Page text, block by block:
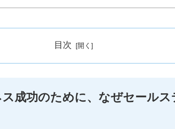
目次
成功のために、なぜセール